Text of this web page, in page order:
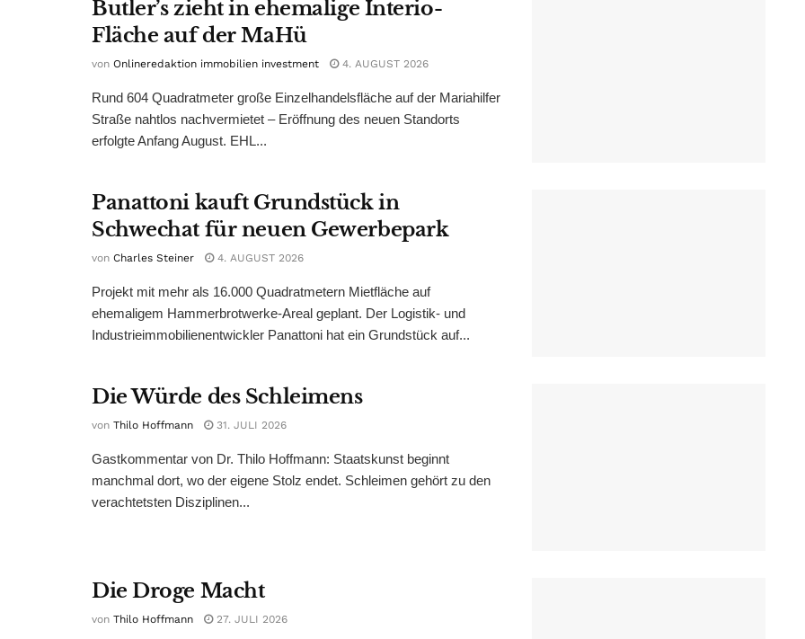
Butler’s zieht in ehemalige Interio-
Fläche auf der MaHü
von Onlineredaktion immobilien investment 4. AUGUST 2026
Rund 604 Quadratmeter große Einzelhandelsfläche auf der Mariahilfer
Straße nahtlos nachvermietet – Eröffnung des neuen Standorts
erfolgte Anfang August. EHL...
Panattoni kauft Grundstück in
Schwechat für neuen Gewerbepark
von Charles Steiner 4. AUGUST 2026
Projekt mit mehr als 16.000 Quadratmetern Mietfläche auf
ehemaligem Hammerbrotwerke-Areal geplant. Der Logistik- und
Industrieimmobilienentwickler Panattoni hat ein Grundstück auf...
Die Würde des Schleimens
von Thilo Hoffmann 31. JULI 2026
Gastkommentar von Dr. Thilo Hoffmann: Staatskunst beginnt
manchmal dort, wo der eigene Stolz endet. Schleimen gehört zu den
verachtetsten Disziplinen...
Die Droge Macht
von Thilo Hoffmann 27. JULI 2026